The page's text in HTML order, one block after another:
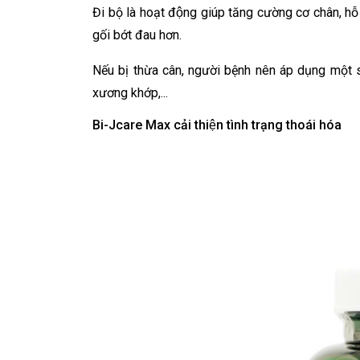
Đi bộ là hoạt động giúp tăng cường cơ chân,
gối bớt đau hơn.
Nếu bị thừa cân, người bệnh nên áp dụng
xương khớp,...
Bi-Jcare Max cải thiện tình trạng thoái hóa